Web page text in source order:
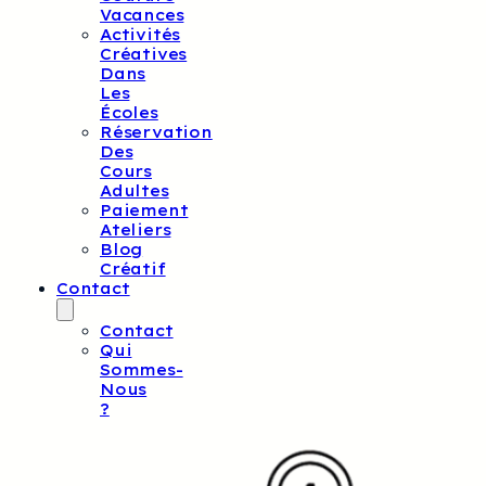
Vacances
Activités
Créatives
Dans
Les
Écoles
Réservation
Des
Cours
Adultes
Paiement
Ateliers
Blog
Créatif
Contact
Contact
Qui
Sommes-
Nous
?